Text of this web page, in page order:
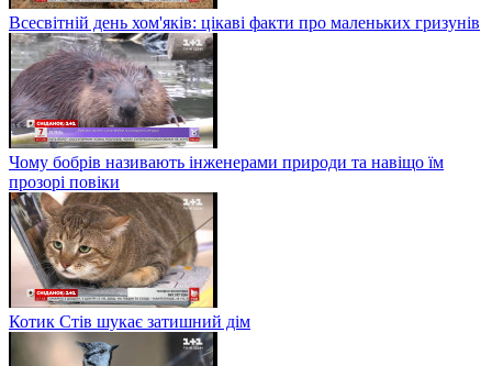
Всесвітній день хом'яків: цікаві факти про маленьких гризунів
Чому бобрів називають інженерами природи та навіщо їм
прозорі повіки
Котик Стів шукає затишний дім